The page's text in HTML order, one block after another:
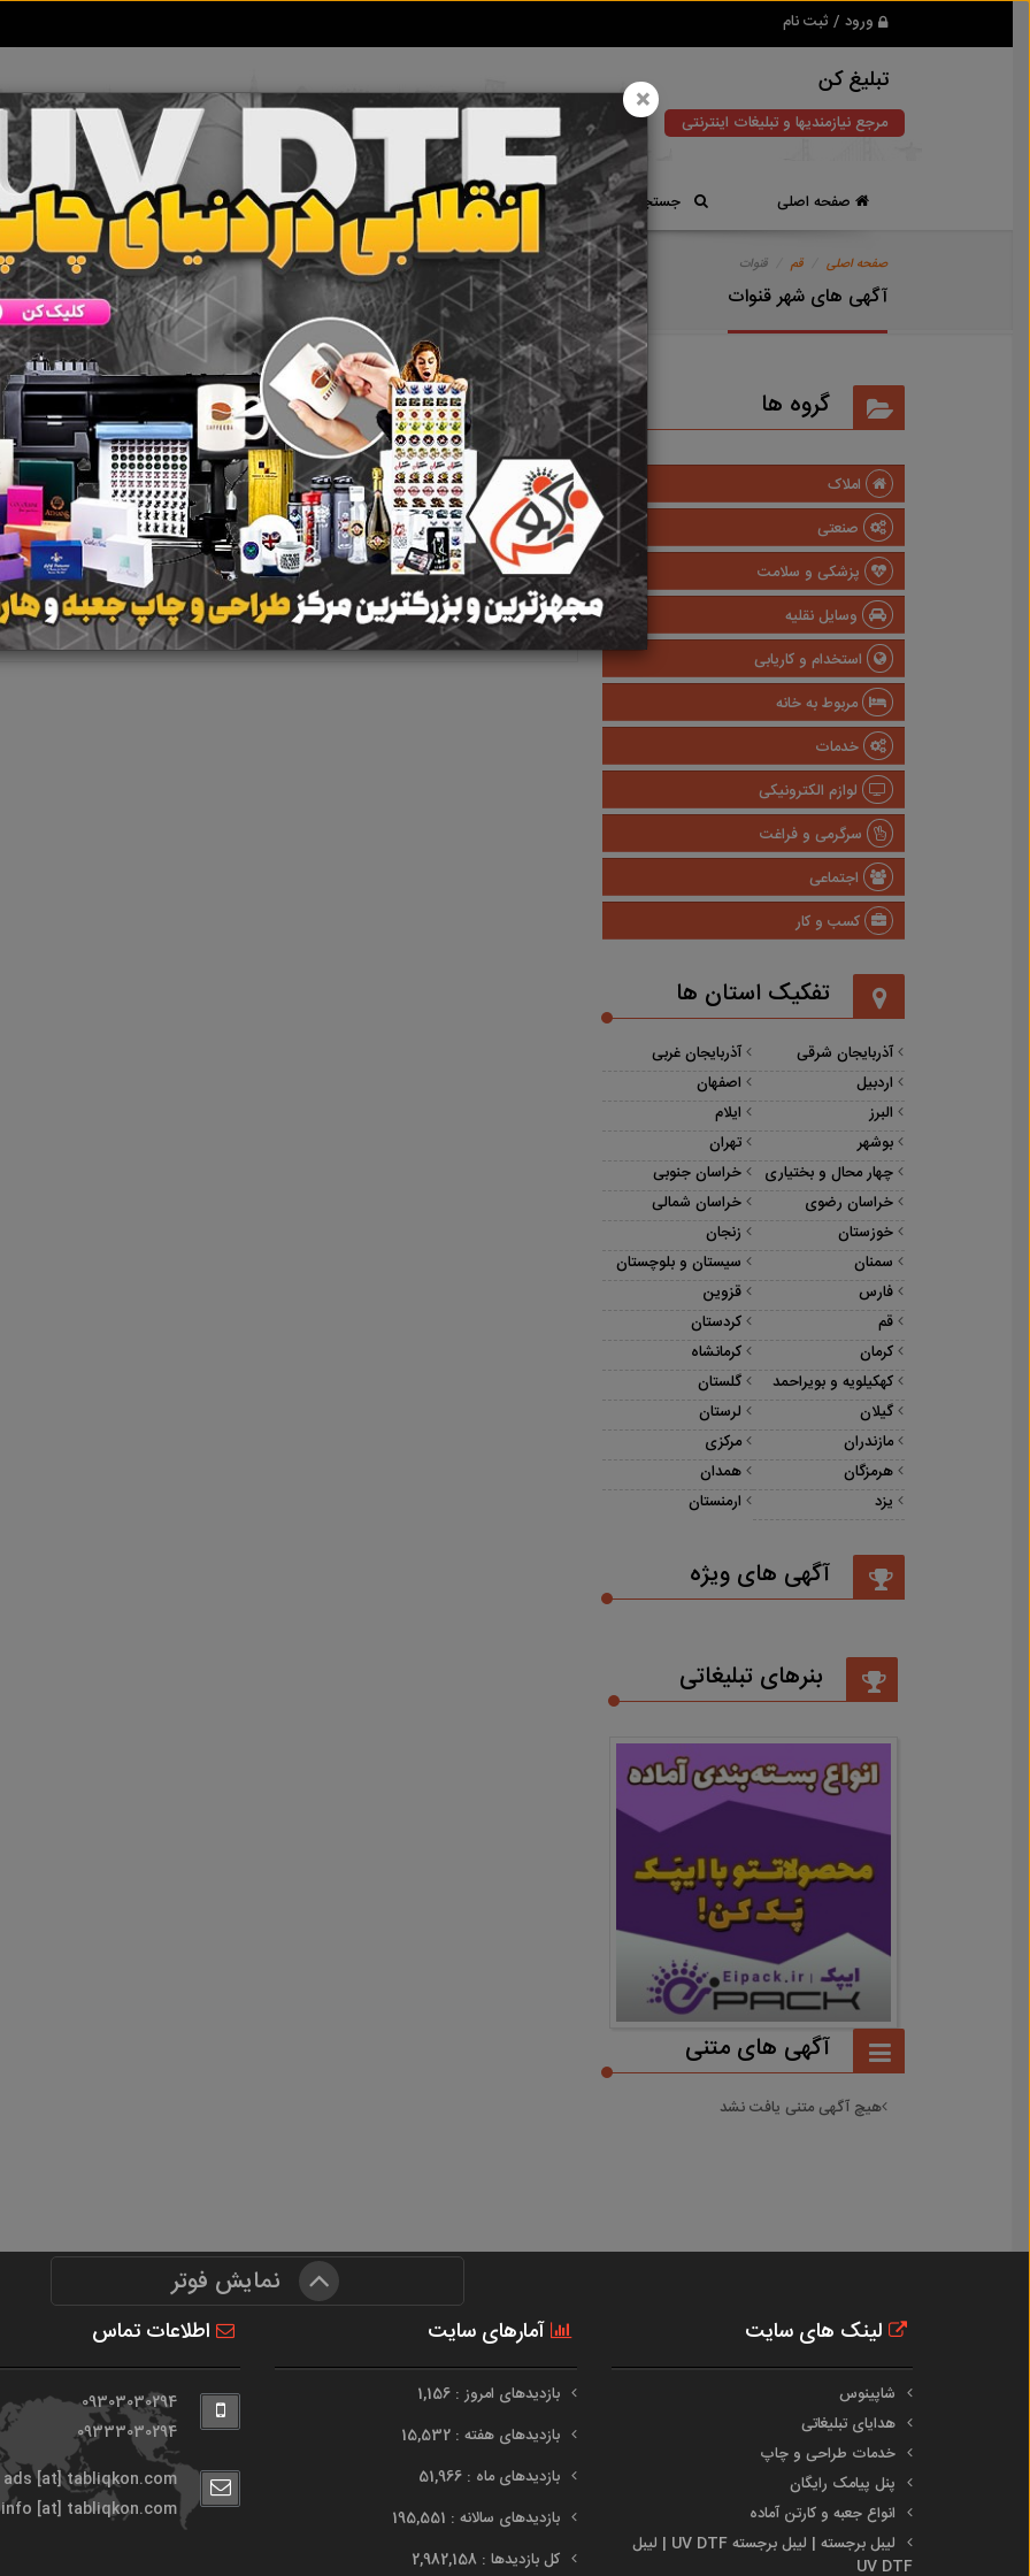
ورود / ثبت نام
تبلیغ کن
مرجع نیازمندیها و تبلیغات اینترنتی
صفحه اصلی جستجوی سریع تعرفه آگهی ها خبرهای سایت تماس با ما
صفحه اصلی قم قنوات
آگهی های شهر قنوات
نتیجه ای
گروه ها
املاک
صنعتی
پزشکی و سلامت
وسایل نقلیه
استخدام و کاریابی
مربوط به خانه
خدمات
لوازم الکترونیکی
سرگرمی و فراغت
اجتماعی
کسب و کار
تفکیک استان ها
آذربایجان شرقی
آذربایجان غربی
اردبیل
اصفهان
البرز
ایلام
بوشهر
تهران
چهار محال و بختیاری
خراسان جنوبی
خراسان رضوی
خراسان شمالی
خوزستان
زنجان
سمنان
سیستان و بلوچستان
فارس
قزوین
قم
کردستان
کرمان
کرمانشاه
کهکیلویه و بویراحمد
گلستان
گیلان
لرستان
مازندران
مرکزی
هرمزگان
همدان
یزد
ارمنستان
آگهی های ویژه
بنرهای تبلیغاتی
آگهی های متنی
هیچ آگهی متنی یافت نشد
نمایش فوتر
لینک های سایت
شاپینوس
هدایای تبلیغاتی
خدمات طراحی و چاپ
پنل پیامک رایگان
انواع جعبه و کارتن آماده
لیبل برجسته | لیبل برجسته UV DTF | لیبل
UV DTF
آمارهای سایت
بازدیدهای امروز : 1,156
بازدیدهای هفته : 15,532
بازدیدهای ماه : 51,966
بازدیدهای سالانه : 195,551
کل بازدیدها : 2,982,158
اطلاعات تماس
09303030294
09333030294
ads [at] tabliqkon.com
info [at] tabliqkon.com
×